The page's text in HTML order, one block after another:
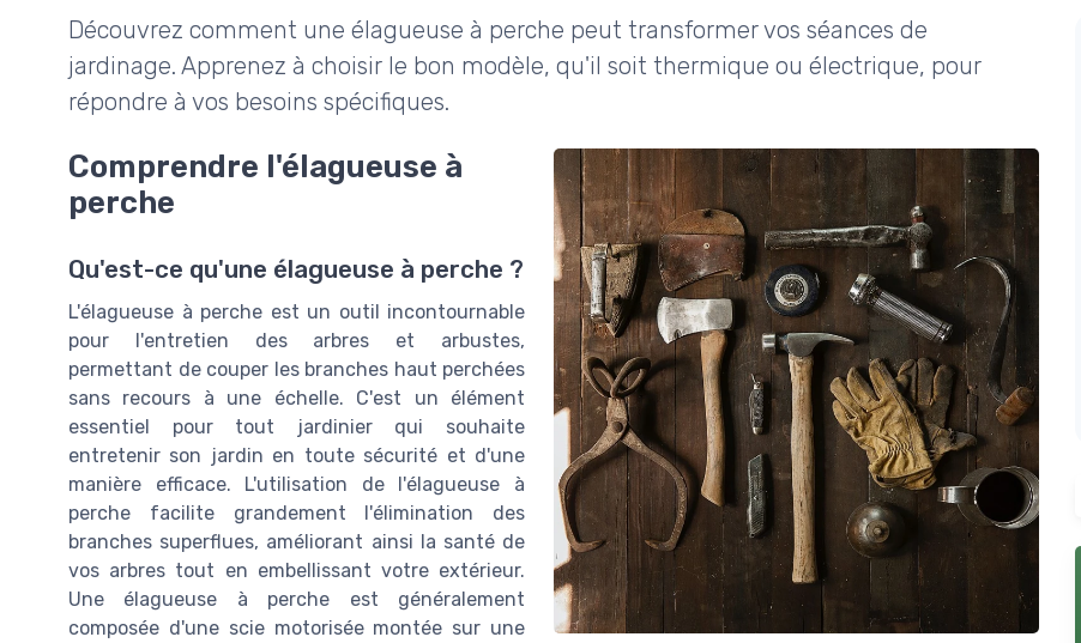
Découvrez comment une élagueuse à perche peut transformer vos séances de
jardinage. Apprenez à choisir le bon modèle, qu'il soit thermique ou électrique, pour
répondre à vos besoins spécifiques.
Comprendre l'élagueuse à
perche
Qu'est-ce qu'une élagueuse à perche ?
L'élagueuse à perche est un outil incontournable
pour l'entretien des arbres et arbustes,
permettant de couper les branches haut perchées
sans recours à une échelle. C'est un élément
essentiel pour tout jardinier qui souhaite
entretenir son jardin en toute sécurité et d'une
manière efficace. L'utilisation de l'élagueuse à
perche facilite grandement l'élimination des
branches superflues, améliorant ainsi la santé de
vos arbres tout en embellissant votre extérieur.
Une élagueuse à perche est généralement
composée d'une scie motorisée montée sur une